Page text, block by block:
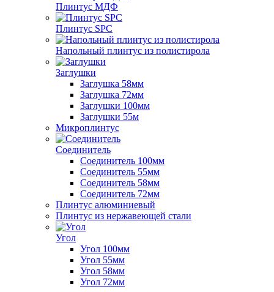
Плинтус МДФ
Плинтус SPC
Напольный плинтус из полистирола
Заглушки
Заглушка 58мм
Заглушка 72мм
Заглушки 100мм
Заглушки 55м
Микроплинтус
Соединитель
Соединитель 100мм
Соединитель 55мм
Соединитель 58мм
Соединитель 72мм
Плинтус алюминиевый
Плинтус из нержавеющей стали
Угол
Угол 100мм
Угол 55мм
Угол 58мм
Угол 72мм